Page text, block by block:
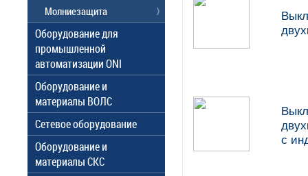
с
Молниезащита
Оборудование для
промышленной
автоматизации ONI
Оборудование и
материалы ВОЛС
Сетевое оборудование
Оборудование и
материалы СКС